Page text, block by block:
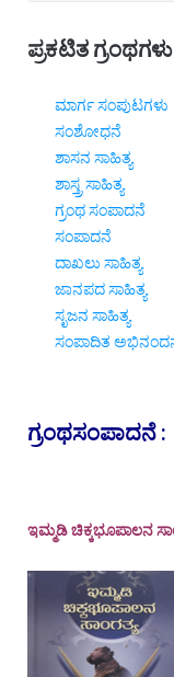
ಪ್ರಕಟಿತ ಗ್ರಂಥಗಳು
ಮಾರ್ಗ ಸಂಪುಟಗಳು
ಸಂಶೋಧನೆ
ಶಾಸನ ಸಾಹಿತ್ಯ
ಶಾಸ್ತ್ರ ಸಾಹಿತ್ಯ
ಗ್ರಂಥ ಸಂಪಾದನೆ
ಸಂಪಾದನೆ
ದಾಖಲು ಸಾಹಿತ್ಯ
ಜಾನಪದ ಸಾಹಿತ್ಯ
ಸೃಜನ ಸಾಹಿತ್ಯ
ಸಂಪಾದಿತ ಅಭಿನಂದನ
ಗ್ರಂಥಸಂಪಾದನೆ :
ಇಮ್ಮಡಿ ಚಿಕ್ಕಭೂಪಾಲನ